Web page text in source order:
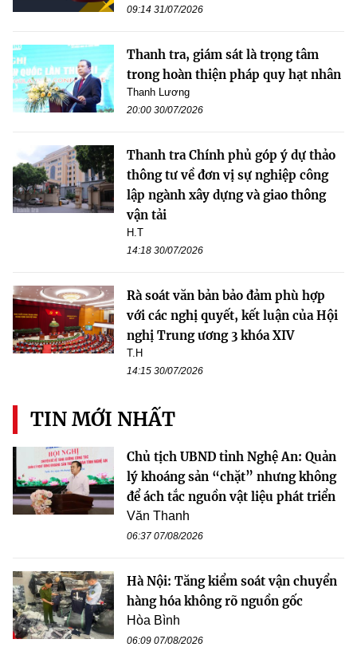
09:14 31/07/2026
Thanh tra, giám sát là trọng tâm
trong hoàn thiện pháp quy hạt nhân
Thanh Lương
20:00 30/07/2026
Thanh tra Chính phủ góp ý dự thảo
thông tư về đơn vị sự nghiệp công
lập ngành xây dựng và giao thông
vận tải
H.T
14:18 30/07/2026
Rà soát văn bản bảo đảm phù hợp
với các nghị quyết, kết luận của Hội
nghị Trung ương 3 khóa XIV
T.H
14:15 30/07/2026
TIN MỚI NHẤT
Chủ tịch UBND tỉnh Nghệ An: Quản
lý khoáng sản “chặt” nhưng không
để ách tắc nguồn vật liệu phát triển
Văn Thanh
06:37 07/08/2026
Hà Nội: Tăng kiểm soát vận chuyển
hàng hóa không rõ nguồn gốc
Hòa Bình
06:09 07/08/2026